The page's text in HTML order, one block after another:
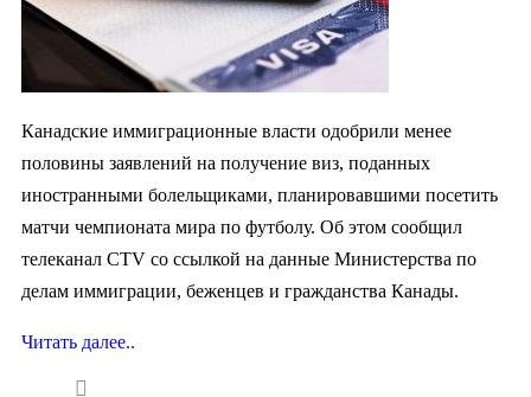
Канадские иммиграционные власти одобрили менее
половины заявлений на получение виз, поданных
иностранными болельщиками, планировавшими посетить
матчи чемпионата мира по футболу. Об этом сообщил
телеканал CTV со ссылкой на данные Министерства по
делам иммиграции, беженцев и гражданства Канады.
Читать далее..